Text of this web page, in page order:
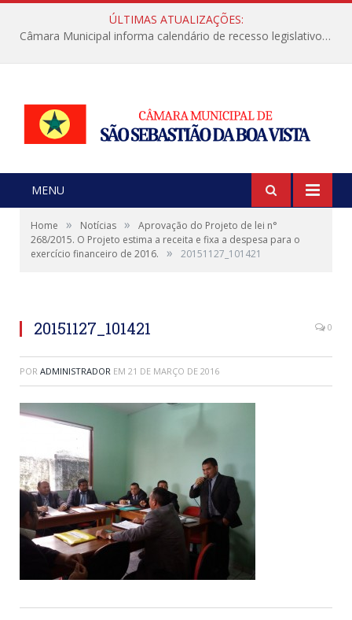
ÚLTIMAS ATUALIZAÇÕES:
Câmara Municipal informa calendário de recesso legislativo de julho
MENU
Home » Notícias »
Aprovação do Projeto de lei n°
268/2015. O Projeto estima a receita e fixa a despesa para o
exercício financeiro de 2016.
» 20151127_101421
20151127_101421 0
POR ADMINISTRADOR EM 21 DE MARÇO DE 2016